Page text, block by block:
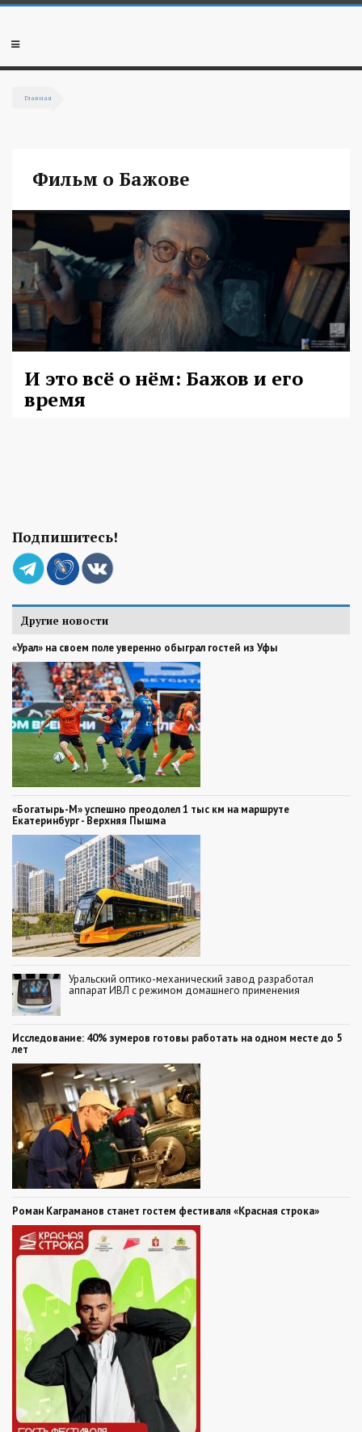
Перейти к основному содержанию
Мобильное
Главная
Фильм о Бажове
И это всё о нём: Бажов и его
время
Подпишитесь!
Другие новости
«Урал» на своем поле уверенно обыграл гостей из Уфы
«Богатырь-М» успешно преодолел 1 тыс км на маршруте
Екатеринбург - Верхняя Пышма
Уральский оптико-механический завод разработал
аппарат ИВЛ с режимом домашнего применения
Исследование: 40% зумеров готовы работать на одном месте до 5
лет
Роман Каграманов станет гостем фестиваля «Красная строка»